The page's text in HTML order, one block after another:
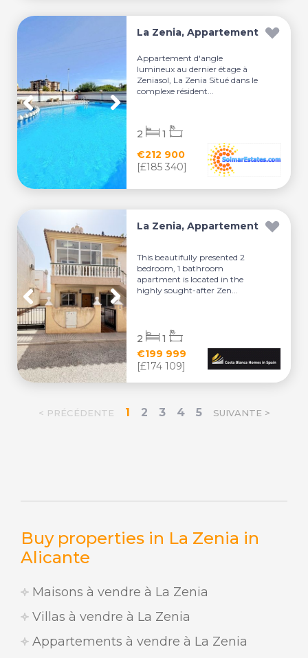
Buy properties in La Zenia in
Alicante
Maisons à vendre à La Zenia
Villas à vendre à La Zenia
Appartements à vendre à La Zenia
La Zenia, Appartement
Appartement d'angle
lumineux au dernier étage à
Zeniasol, La Zenia Situé dans le
complexe résident...
€212 900
[£185 340]
2 1
La Zenia, Appartement
This beautifully presented 2
bedroom, 1 bathroom
apartment is located in the
highly sought-after Zen...
€199 999
[£174 109]
2 1
< PRÉCÉDENTE 1 2 3 4 5 SUIVANTE >